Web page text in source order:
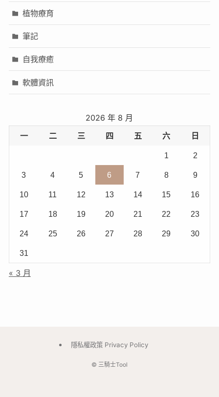
植物療育
筆記
自我療癒
軟體資訊
2026 年 8 月
一
二 三 四 五 六 日
1 2
3 4 5 6 7 8 9
10 11 12 13 14 15 16
17 18 19 20 21 22 23
24 25 26 27 28 29 30
31
« 3 月
隱私權政策 Privacy Policy
© 三騎士Tool